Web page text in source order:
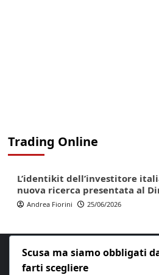
Trading Online
L’identikit dell’investitore
nuova ricerca presentata al
Andrea Fiorini 25/06/2026
Scusa ma siamo obbligati
farti scegliere